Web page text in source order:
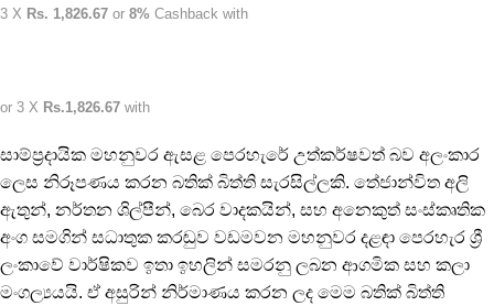
3 X Rs. 1,826.67 or 8% Cashback with
or 3 X Rs.1,826.67 with
සාම්ප්‍රදායික මහනුවර ඇසළ පෙරහැරේ උත්කර්ෂවත් බව අලංකාර
ලෙස නිරූපණය කරන බතික් බිත්ති සැරසිල්ලකි. තේජාන්විත අලි
ඇතුන්, නර්තන ශිල්පීන්, බෙර වාදකයින්, සහ අනෙකුත් සංස්කෘතික
අංග සමගින් සධාතුක කරඬුව වඩමවන මහනුවර දළඳා පෙරහැර ශ්‍රී
ලංකාවේ වාර්ෂිකව ඉතා ඉහලින් සමරනු ලබන ආගමික සහ කලා
මංගල්‍යයයි. ඒ අසුරින් නිර්මාණය කරන ලද මෙම බතික් බිත්ති